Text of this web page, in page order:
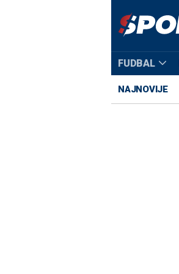
FUDBAL
NAJNOVIJE